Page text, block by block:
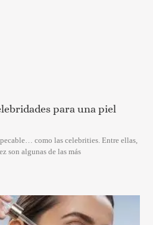
para una piel
como las celebrities. Entre ellas,
son algunas de las más